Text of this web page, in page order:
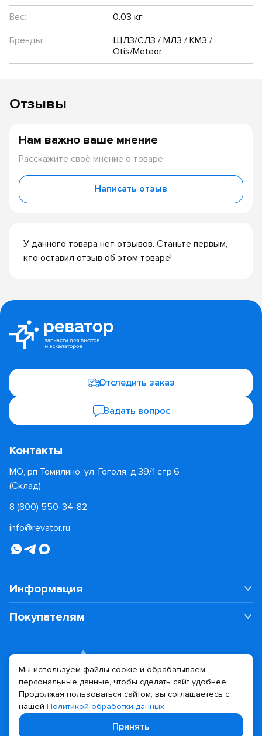
Вес:
0.03 кг
Бренды:
ЩЛЗ/СЛЗ / МЛЗ / КМЗ /
Otis/Meteor
Отзывы
У данного товара нет отзывов. Станьте первым,
кто оставил отзыв об этом товаре!
Нам важно ваше мнение
Расскажите своё мнение о товаре
Написать отзыв
Отследить заказ
Задать вопрос
Контакты
МО, рп Томилино, ул. Гоголя, д.39/1 стр.6
(Склад)
8 (800) 550-34-82
info@revator.ru
Информация
Покупателям
Дизайн сайта Разработка сайта
Мы используем файлы cookie и обрабатываем
персональные данные, чтобы сделать сайт удобнее.
Продолжая пользоваться сайтом, вы соглашаетесь с
нашей Политикой обработки данных
Принять